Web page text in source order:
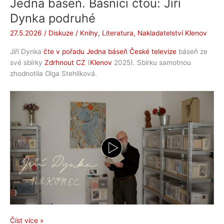
Jedna báseň. Básníci čtou: Jiří
Dynka podruhé
27.5.2026 / Diskuze / Knihy, Literatura, Nakladatelství Klenov
Jiří Dynka čte v pořadu Jedna báseň České televize báseň ze
své sbírky Zdrhnout CZ (Klenov 2025). Sbírku samotnou
zhodnotila Olga Stehlíková.
Jedna
Číst více »